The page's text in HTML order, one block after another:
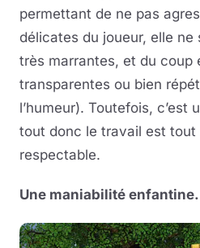
permettant de ne pas
délicates du joueur, elle
très marrantes, et du coup
transparentes ou bien
l’humeur). Toutefois, c’est
tout donc le travail est tout
respectable.
Une maniabilité enfantine.